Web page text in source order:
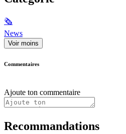
🗞
News
Voir moins
Commentaires
Ajoute ton commentaire
Recommandations